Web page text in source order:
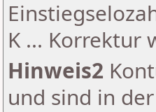
K ... Korrektur
Hinweis2
und sind in